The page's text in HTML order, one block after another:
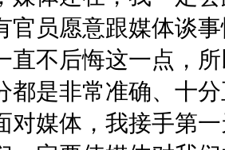
官员愿意跟媒体谈
直不后悔这一点，
都是非常准确、十
对媒体，我接手第